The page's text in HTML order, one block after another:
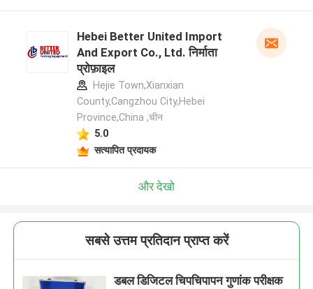
Hebei Better United Import
And Export Co., Ltd. निर्माता
प्रोफ़ाइल
Hejie Town,Xianxian
County,Cangzhou City,Hebei
Province,China ,चीन
5.0
सत्यापित प्रदायक
और देखो
सबसे उत्तम प्रतिदान प्राप्त करें
डबल डिजिटल चिपचिपापन गुणांक परीक्षक